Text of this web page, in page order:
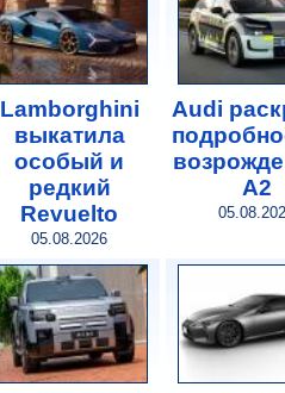
Lamborghini
выкатила
особый и
редкий
Revuelto
05.08.2026
Audi
A2